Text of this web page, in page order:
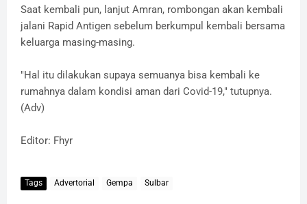
Saat kembali pun, lanjut Amran, rombongan akan kembali
jalani Rapid Antigen sebelum berkumpul kembali bersama
keluarga masing-masing.
"Hal itu dilakukan supaya semuanya bisa kembali ke
rumahnya dalam kondisi aman dari Covid-19," tutupnya.
(Adv)
Editor: Fhyr
Tags Advertorial Gempa Sulbar